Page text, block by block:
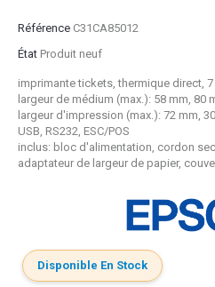
Référence C31CA85012
État Produit neuf
imprimante tickets, thermique direct,
largeur de médium (max.): 58 mm, 80
largeur d'impression (max.): 72 mm,
USB, RS232, ESC/POS
inclus: bloc d'alimentation, cordon
adaptateur de largeur de papier,
Disponible En Stock